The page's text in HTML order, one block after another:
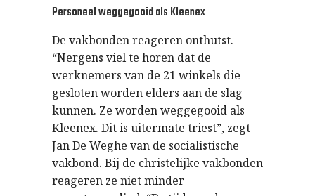
Personeel weggegooid als Kleenex
De vakbonden reageren onthutst.
“Nergens viel te horen dat de
werknemers van de 21 winkels die
gesloten worden elders aan de slag
kunnen. Ze worden weggegooid als
Kleenex. Dit is uitermate triest”, zegt
Jan De Weghe van de socialistische
vakbond. Bij de christelijke vakbonden
reageren ze niet minder